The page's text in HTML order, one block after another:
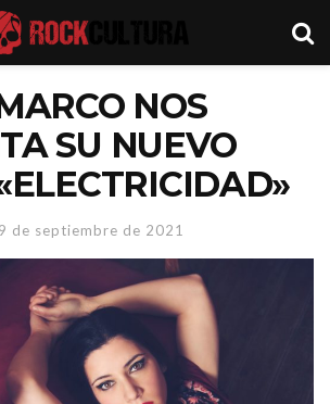
NOS
SU NUEVO
de septiembre de 2021